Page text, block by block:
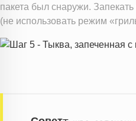
пакета был снаружи.
(не использовать режим